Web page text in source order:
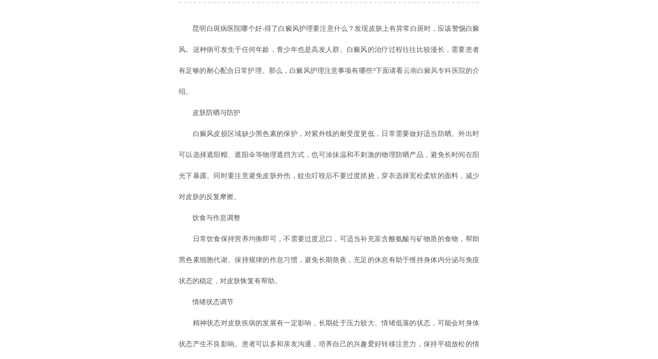
昆明白斑病医院哪个好-得了白癜风护理要注意什么？发现皮肤上有异常白斑时，应该警惕白癜
风。这种病可发生于任何年龄，青少年也是高发人群。白癜风的治疗过程往往比较漫长，需要患者
有足够的耐心配合日常护理。那么，白癜风护理注意事项有哪些?下面请看云南白癜风专科医院的介
绍。
皮肤防晒与防护
白癜风皮损区域缺少黑色素的保护，对紫外线的耐受度更低，日常需要做好适当防晒。外出时
可以选择遮阳帽、遮阳伞等物理遮挡方式，也可涂抹温和不刺激的物理防晒产品，避免长时间在阳
光下暴露。同时要注意避免皮肤外伤，蚊虫叮咬后不要过度抓挠，穿衣选择宽松柔软的面料，减少
对皮肤的反复摩擦。
饮食与作息调整
日常饮食保持营养均衡即可，不需要过度忌口，可适当补充富含酪氨酸与矿物质的食物，帮助
黑色素细胞代谢。保持规律的作息习惯，避免长期熬夜，充足的休息有助于维持身体内分泌与免疫
状态的稳定，对皮肤恢复有帮助。
情绪状态调节
精神状态对皮肤疾病的发展有一定影响，长期处于压力较大、情绪低落的状态，可能会对身体
状态产生不良影响。患者可以多和亲友沟通，培养自己的兴趣爱好转移注意力，保持平稳放松的情